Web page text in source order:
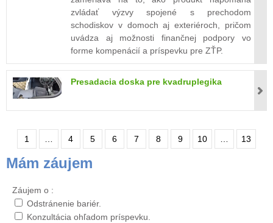
zvládať výzvy spojené s prechodom
schodiskov v domoch aj exteriéroch, pričom
uvádza aj možnosti finančnej podpory vo
forme kompenácií a príspevku pre ZŤP.
Presadacia doska pre kvadruplegika
1 … 4 5 6 7 8 9 10 … 13
Mám záujem
Záujem o :
Odstránenie bariér.
Konzultácia ohľadom príspevku.